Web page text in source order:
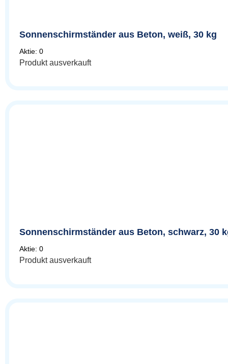
Sonnenschirmständer aus Beton, weiß, 30 kg
Aktie: 0
Produkt ausverkauft
Sonnenschirmständer aus Beton, schwarz, 30
Aktie: 0
Produkt ausverkauft